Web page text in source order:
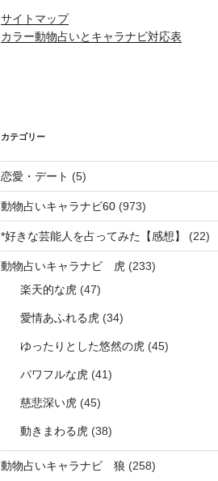
サイトマップ
カラー動物占いとキャラナビ対応表
カテゴリー
恋愛・デート (5)
動物占いキャラナビ60(973)
*好きな芸能人を占ってみた【感想】 (22)
動物占いキャラナビ 虎(233)
楽天的な虎(47)
愛情あふれる虎(34)
ゆったりとした悠然の虎(45)
パワフルな虎(41)
慈悲深い虎(45)
動きまわる虎(38)
動物占いキャラナビ 狼 (258)